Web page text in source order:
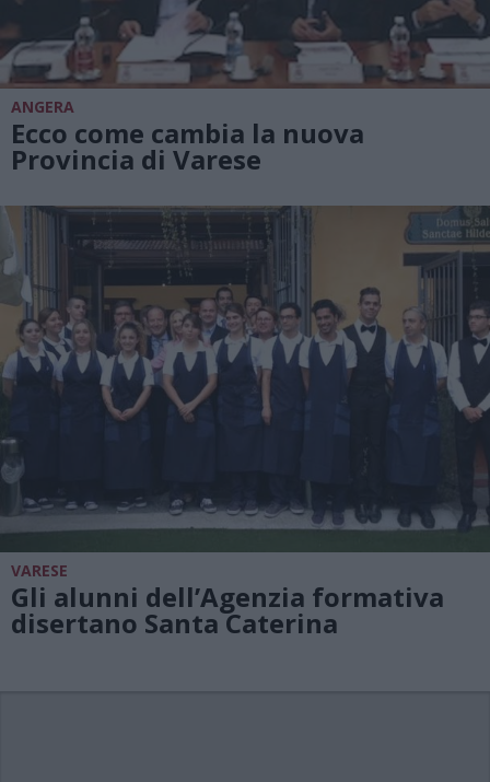
ANGERA
Ecco come cambia la nuova
Provincia di Varese
VARESE
Gli alunni dell’Agenzia formativa
disertano Santa Caterina